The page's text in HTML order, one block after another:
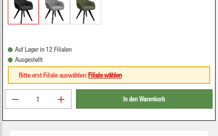
Auf Lager in 12 Filialen
Ausgestellt
Bitte erst Filiale auswählen:Filiale wählen
Produkt Anzahl: Gib den gewünschten Wert ein
In den Warenkorb